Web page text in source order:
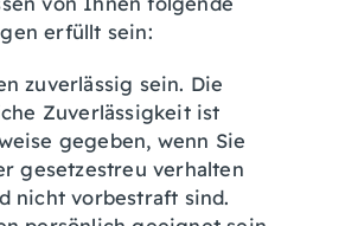
erfüllt sein:
zuverlässig sein. Die
Zuverlässigkeit ist
gegeben, wenn Sie
gesetzestreu verhalten
nicht vorbestraft sind.